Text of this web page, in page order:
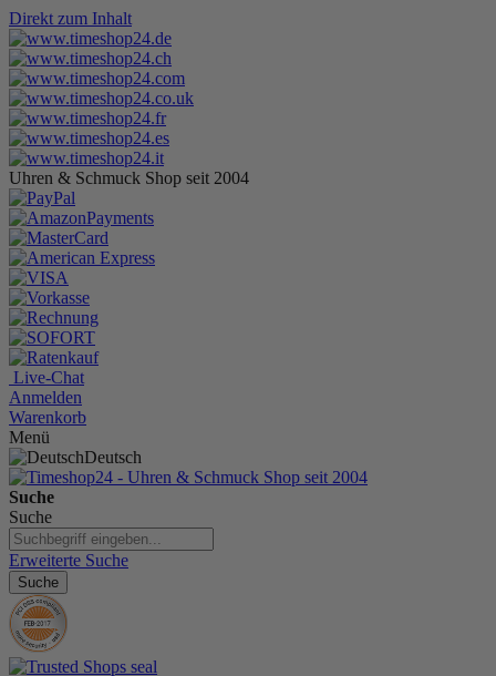
Direkt zum Inhalt
Uhren & Schmuck Shop seit 2004
Live-Chat
Anmelden
Warenkorb
Menü
Deutsch
Suche
Suche
Erweiterte Suche
Suche